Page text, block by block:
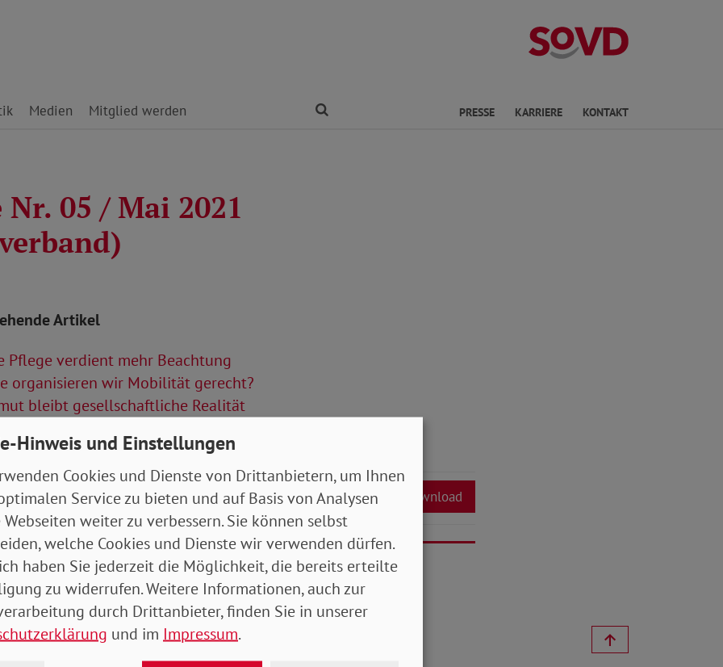
Kreisverband
Medien Mitglied werden PRESSE KARRIERE KONTAKT
Nr. 05 / Mai 2021
Artikel
Pflege verdient mehr Beachtung
organisieren wir Mobilität gerecht?
bleibt gesellschaftliche Realität
Mai 2021- 5 MB Download
Hinweis und Einstellungen
Cookies und Dienste von Drittanbietern, um Ihnen
Service zu bieten und auf Basis von Analysen
Webseiten weiter zu verbessern. Sie können selbst
welche Cookies und Dienste wir verwenden dürfen.
haben Sie jederzeit die Möglichkeit, die bereits erteilte
zu widerrufen. Weitere Informationen, auch zur
durch Drittanbieter, finden Sie in unserer
und im Impressum.